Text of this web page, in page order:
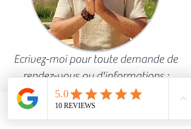
Ecrivez-moi pour toute demande de
rendez-vous ou d'informations :